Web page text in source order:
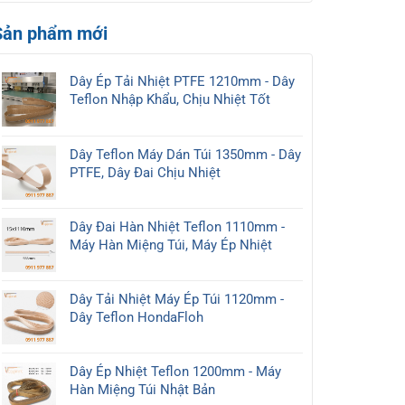
nay
loại,
và
cách
lựa
chọn
mới
2026
Chân
Rẻ,
Uy
Tín,
Lượng
co
POF
khẩu
giá
xưởng,
đa
kích
thước:
280mm,
450mm
ở
miệng
túi
liên
tục
phẩm mới
Dây Ép Tải Nhiệt PTFE 1210mm - Dây
Teflon Nhập Khẩu, Chịu Nhiệt Tốt
Dây Teflon Máy Dán Túi 1350mm - Dây
PTFE, Dây Đai Chịu Nhiệt
Dây Đai Hàn Nhiệt Teflon 1110mm -
Máy Hàn Miệng Túi, Máy Ép Nhiệt
Dây Tải Nhiệt Máy Ép Túi 1120mm -
Dây Teflon HondaFloh
Dây Ép Nhiệt Teflon 1200mm - Máy
Hàn Miệng Túi Nhật Bản